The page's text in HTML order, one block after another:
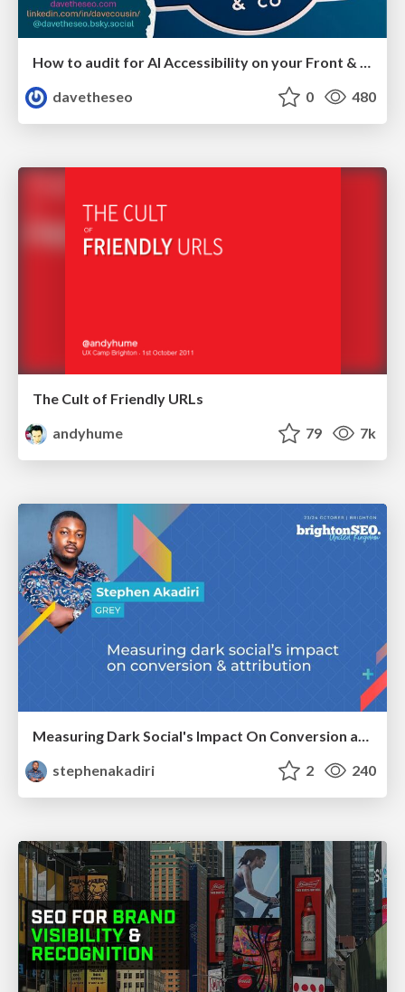
How to audit for AI Accessibility on your Front & Back End
davetheseo
0 480
The Cult of Friendly URLs
andyhume
79 7k
stephenakadiri
2 240